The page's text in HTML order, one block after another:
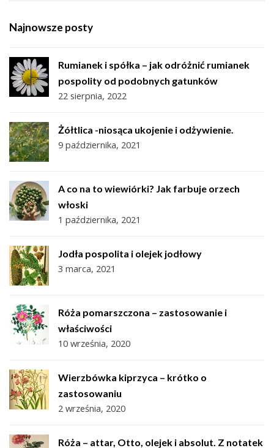
Najnowsze posty
Rumianek i spółka – jak odróżnić rumianek
pospolity od podobnych gatunków
22 sierpnia, 2022
Żółtlica -niosąca ukojenie i odżywienie.
9 października, 2021
A co na to wiewiórki? Jak farbuje orzech
włoski
1 października, 2021
Jodła pospolita i olejek jodłowy
3 marca, 2021
Róża pomarszczona – zastosowanie i
właściwości
10 września, 2020
Wierzbówka kiprzyca – krótko o
zastosowaniu
2 września, 2020
Róża – attar, Otto, olejek i absolut. Z notatek